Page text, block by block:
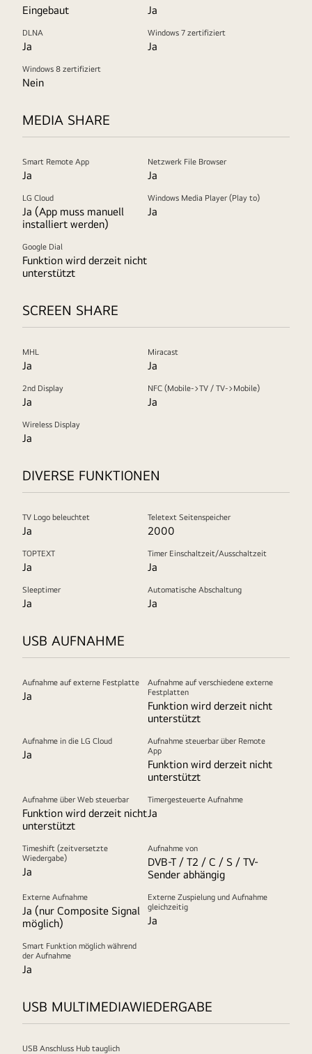
Eingebaut Ja
DLNA
Ja
Windows 7 zertifiziert
Ja
Windows 8 zertifiziert
Nein
MEDIA SHARE
Smart Remote App
Ja
Netzwerk File Browser
Ja
LG Cloud
Ja (App muss manuell
installiert werden)
Windows Media Player (Play to)
Ja
Google Dial
Funktion wird derzeit nicht
unterstützt
SCREEN SHARE
MHL
Ja
Miracast
Ja
2nd Display
Ja
NFC (Mobile->TV / TV->Mobile)
Ja
Wireless Display
Ja
DIVERSE FUNKTIONEN
TV Logo beleuchtet
Ja
Teletext Seitenspeicher
2000
TOPTEXT
Ja
Timer Einschaltzeit/Ausschaltzeit
Ja
Sleeptimer
Ja
Automatische Abschaltung
Ja
USB AUFNAHME
Aufnahme auf externe Festplatte
Ja
Aufnahme auf verschiedene externe
Festplatten
Funktion wird derzeit nicht
unterstützt
Aufnahme in die LG Cloud
Ja
Aufnahme steuerbar über Remote
App
Funktion wird derzeit nicht
unterstützt
Aufnahme über Web steuerbar
Funktion wird derzeit nicht
unterstützt
Timergesteuerte Aufnahme
Ja
Timeshift (zeitversetzte
Wiedergabe)
Ja
Aufnahme von
DVB-T / T2 / C / S / TV-
Sender abhängig
Externe Aufnahme
Ja (nur Composite Signal
möglich)
Externe Zuspielung und Aufnahme
gleichzeitig
Ja
Smart Funktion möglich während
der Aufnahme
Ja
USB MULTIMEDIAWIEDERGABE
USB Anschluss Hub tauglich